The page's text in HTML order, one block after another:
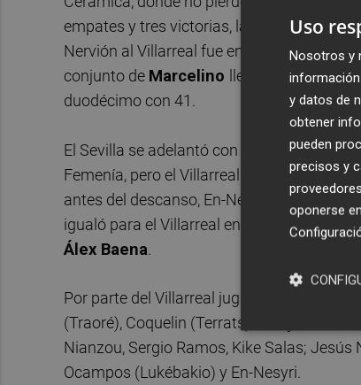
empates y tres victorias, la última, la
Nervión al Villarreal fue en la jornada 35
conjunto de Marcelino
llegaba noveno
duodécimo con 41.
El Sevilla se adelantó con un penalti
Femenía, pero el Villarreal empató
antes del descanso, En-Nesyri volvió a
igualó para el Villarreal en el 84 y Sorloth
Álex Baena.
Por parte del Villarreal jugaron Jorgensen;
(Traoré), Coquelin (Terrats), Parejo, Álex
Nianzou, Sergio Ramos, Kike Salas;
Ocampos (Lukébakio) y En-Nesyri.
Uso
Nosotros y
y datos de
obtener
pueden
precisos y
oponerse en